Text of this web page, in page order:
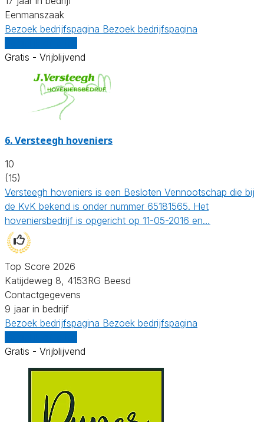
Eenmanszaak
Bezoek bedrijfspagina Bezoek bedrijfspagina
Gratis - Vrijblijvend
6.Versteegh hoveniers
10
(15)
Versteegh hoveniers is een Besloten Vennootschap die bij
de KvK bekend is onder nummer 65181565. Het
hoveniersbedrijf is opgericht op 11-05-2016 en…
Top Score 2026
Katijdeweg 8, 4153RG Beesd
Contactgegevens
9 jaar in bedrijf
Bezoek bedrijfspagina Bezoek bedrijfspagina
Gratis - Vrijblijvend